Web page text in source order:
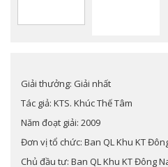
Giải thưởng: Giải nhất
Tác giả: KTS. Khúc Thế Tâm
Năm đoạt giải: 2009
Đơn vị tổ chức: Ban QL Khu KT
Chủ đầu tư: Ban QL Khu KT Đông